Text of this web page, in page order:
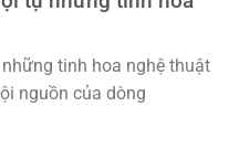
tinh hoa nghệ thuật
nguồn của dòng